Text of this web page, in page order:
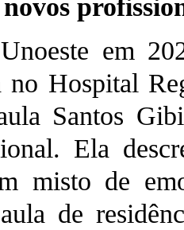
em
Hospital
Santos
Ela
misto de
de